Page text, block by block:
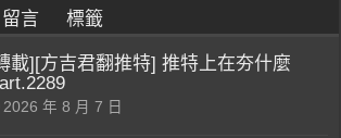
留言 標籤
載][方吉君翻推特] 推特上在夯什麼
2026 年 8 月 7 日